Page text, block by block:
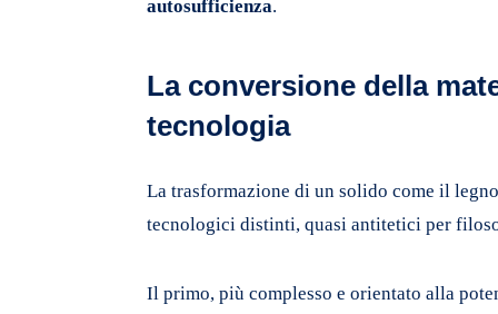
autosufficienza.
La conversione della
tecnologia
La trasformazione di un solido come il
tecnologici distinti, quasi antitetici per
Il primo, più complesso e orientato alla